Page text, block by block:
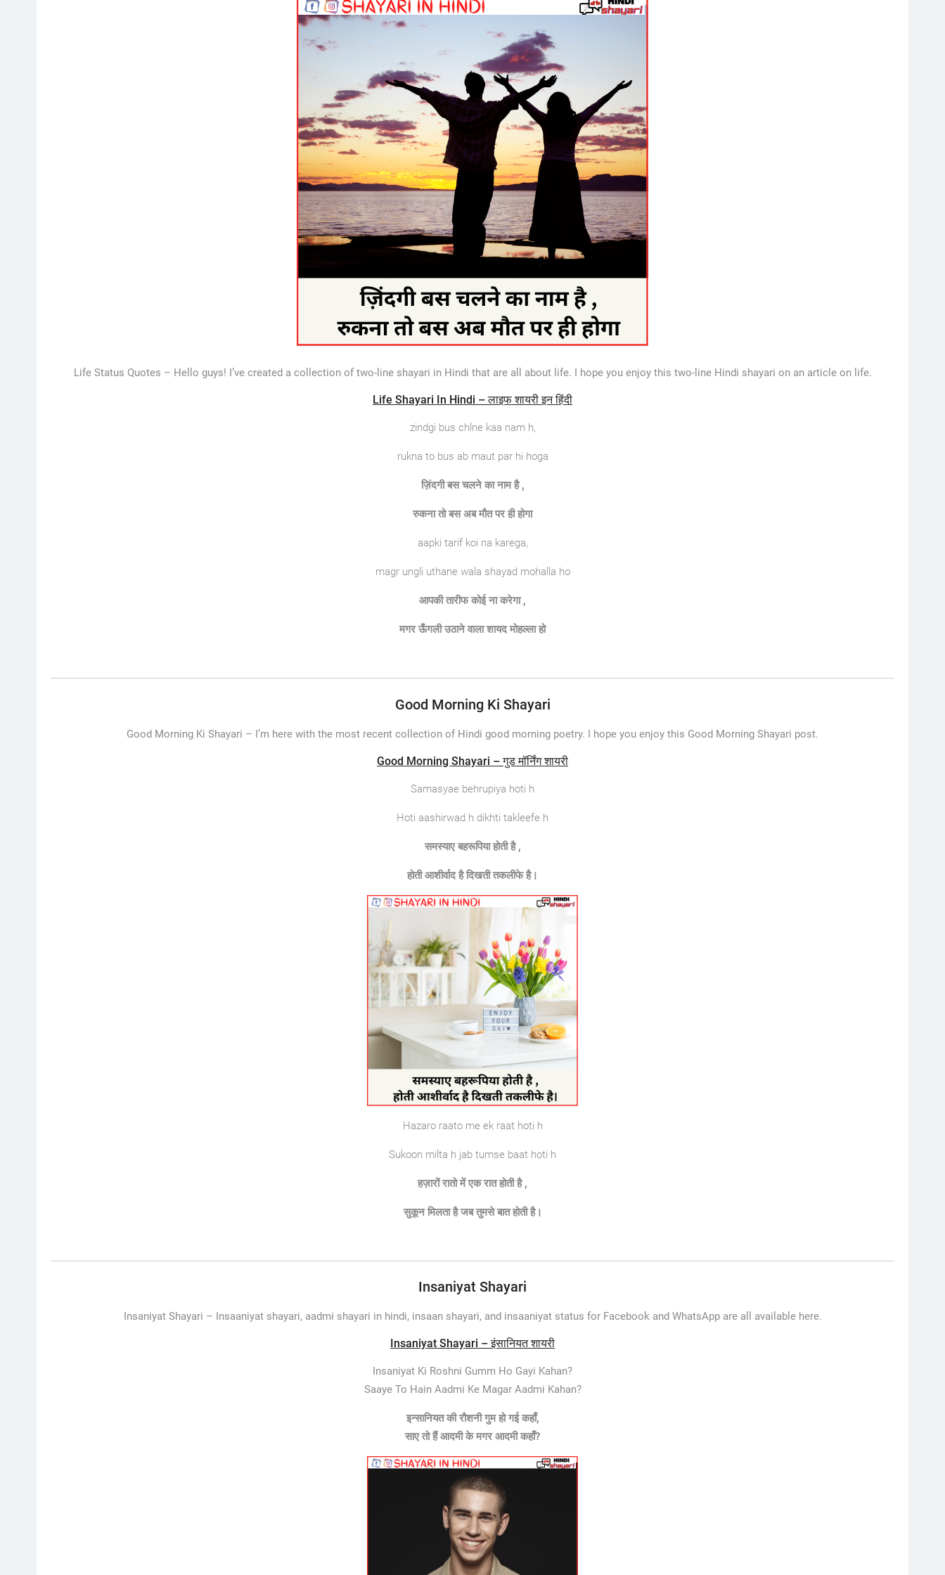
Life Status Quotes – Hello guys! I’ve created a collection of two-line shayari in Hindi that are all about life. I hope you enjoy this two-line Hindi shayari on an article on life.
Life Shayari In Hindi – लाइफ शायरी इन हिंदी
zindgi bus chlne kaa nam h,
rukna to bus ab maut par hi hoga
ज़िंदगी बस चलने का नाम है,
रुकना तो बस अब मौत पर ही होगा
aapki tarif koi na karega,
magr ungli uthane wala shayad mohalla ho
आपकी तारीफ कोई ना करेगा,
मगर ऊँगली उठाने वाला शायद मोहल्ला हो
Good Morning Ki Shayari
Good Morning Ki Shayari – I’m here with the most recent collection of Hindi good morning poetry. I hope you enjoy this Good Morning Shayari post.
Good Morning Shayari – गुड मॉर्निंग शायरी
Samasyae behrupiya hoti h
Hoti aashirwad h dikhti takleefe h
समस्याए बहरूपिया होती है ,
होती आशीर्वाद है दिखती तकलीफे है।
Hazaro raato me ek raat hoti h
Sukoon milta h jab tumse baat hoti h
हज़ारों रातो में एक रात होती है ,
सुकून मिलता है जब तुमसे बात होती है।
Insaniyat Shayari
Insaniyat Shayari – Insaaniyat shayari, aadmi shayari in hindi, insaan shayari, and insaaniyat status for Facebook and WhatsApp are all available here.
Insaniyat Shayari – इंसानियत शायरी
Insaniyat Ki Roshni Gumm Ho Gayi Kahan?
Saaye To Hain Aadmi Ke Magar Aadmi Kahan?
इन्सानियत की रौशनी गुम हो गई कहाँ,
साए तो हैं आदमी के मगर आदमी कहाँ?